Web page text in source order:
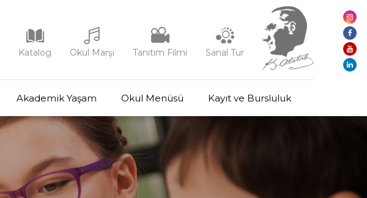
Katalog Okul Marşı Tanıtım Filmi Sanal Tur
Akademik Yaşam Okul Menüsü Kayıt ve Bursluluk